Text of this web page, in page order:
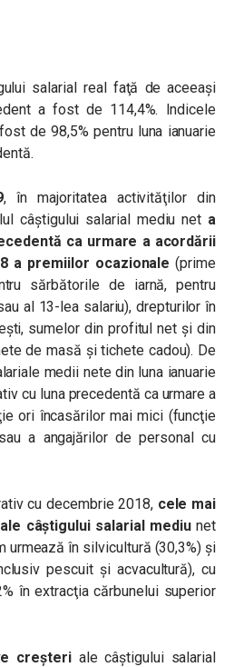
salarial real faţă de aceeaşi
a fost de 114,4%. Indicele
de 98,5% pentru luna ianuarie
, în majoritatea activităţilor din
câştigului salarial mediu net a
ca urmare a acordării
a premiilor ocazionale (prime
sărbătorile de iarnă, pentru
al 13-lea salariu), drepturilor în
sumelor din profitul net şi din
de masă şi tichete cadou). De
medii nete din luna ianuarie
cu luna precedentă ca urmare a
ori încasărilor mai mici (funcţie
a angajărilor de personal cu
cu decembrie 2018, cele mai
câştigului salarial mediunet
urmează în silvicultură (30,3%) şi
pescuit şi acvacultură), cu
în extracţia cărbunelui superior
creşteriale câştigului salarial